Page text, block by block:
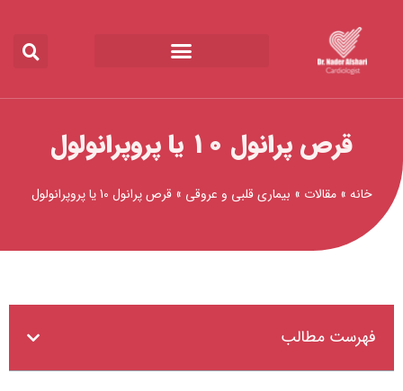
قرص پرانول 10 یا پروپرانولول
خانه »مقالات » بیماری قلبی و عروقی »قرص پرانول 10 یا پروپرانولول
فهرست مطالب